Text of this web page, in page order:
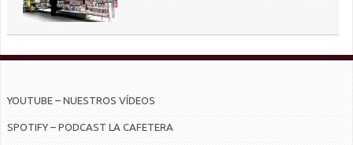
YOUTUBE – NUESTROS VÍDEOS
SPOTIFY – PODCAST LA CAFETERA